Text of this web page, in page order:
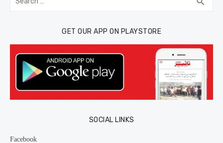
for:
GET OUR APP ON PLAYSTORE
SOCIAL LINKS
Facebook